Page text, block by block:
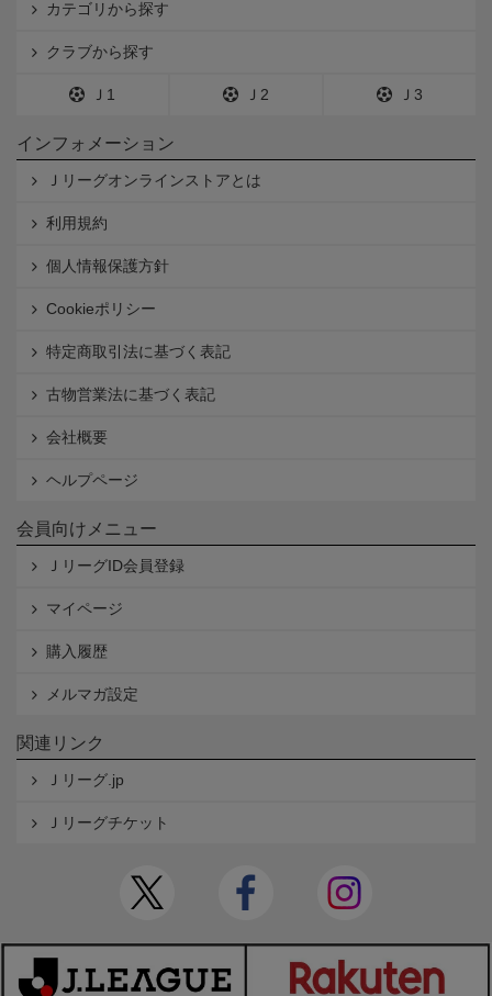
カテゴリから探す
クラブから探す
Ｊ1 Ｊ2 Ｊ3
インフォメーション
Ｊリーグオンラインストアとは
利用規約
個人情報保護方針
Cookieポリシー
特定商取引法に基づく表記
古物営業法に基づく表記
会社概要
ヘルプページ
会員向けメニュー
ＪリーグID会員登録
マイページ
購入履歴
メルマガ設定
関連リンク
Ｊリーグ.jp
Ｊリーグチケット